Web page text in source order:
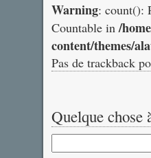
Warning: count():
Countable in/
content/themes/
Pas de trackback
Quelque